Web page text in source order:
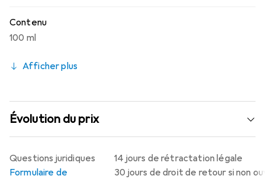
Contenu
100 ml
Afficher plus
Évolution du prix
14 jours de rétractation légale
30 jours de droit de retour si non
Questions juridiques
Formulaire de